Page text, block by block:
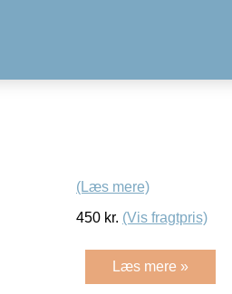
(Læs mere)
450 kr. (Vis fragtpris)
Læs mere »